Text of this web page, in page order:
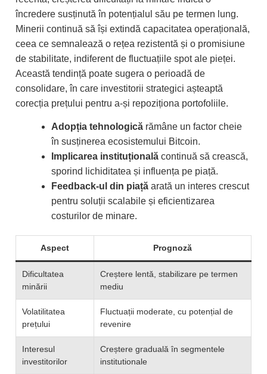
încredere susținută în potențialul său pe termen lung.
Minerii continuă să își extindă capacitatea operațională,
ceea ce semnalează o rețea rezistentă și o promisiune
de stabilitate, indiferent de fluctuațiile spot ale pieței.
Această tendință poate sugera o perioadă de
consolidare, în care investitorii strategici așteaptă
corecția prețului pentru a-și repoziționa portofoliile.
Adopția tehnologică rămâne un factor cheie
în susținerea ecosistemului Bitcoin.
Implicarea instituțională continuă să crească,
sporind lichiditatea și influența pe piață.
Feedback-ul din piață arată un interes crescut
pentru soluții scalabile și eficientizarea
costurilor de minare.
Aspect Prognoză
Dificultatea
minării
Creștere lentă, stabilizare pe termen
mediu
Volatilitatea
prețului
Fluctuații moderate, cu potențial de
revenire
Interesul
investitorilor
Creștere graduală în segmentele
institutionale